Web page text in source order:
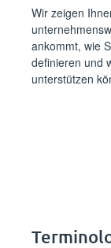
Wir zeigen
ankommt, wie
definieren und
unterstützen